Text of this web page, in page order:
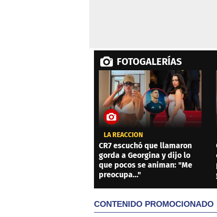
FOTOGALERÍAS
LA REACCIÓN
CR7 escuchó que llamaron
gorda a Georgina y dijo lo
que pocos se animan: "Me
preocupa..."